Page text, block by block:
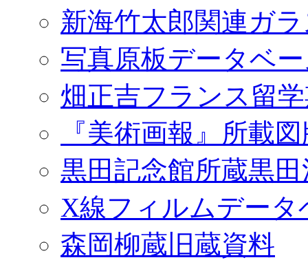
新海竹太郎関連ガ
写真原板データベ
畑正吉フランス留
『美術画報』所載
黒田記念館所蔵黒
X線フィルムデータ
森岡柳蔵旧蔵資料